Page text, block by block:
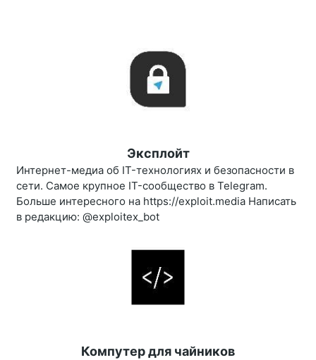
Эксплойт
Интернет-медиа об IT-технологиях и безопасности в
сети. Самое крупное IT-сообщество в Telegram.
Больше интересного на https://exploit.media Написать
в редакцию: @exploitex_bot
Компутер для чайников